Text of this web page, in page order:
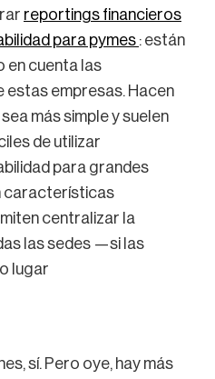
reportings financieros
para pymes : están
en cuenta las
estas empresas. Hacen
más simple y suelen
de utilizar
para grandes
características
centralizar la
las sedes —si las
lugar
sí. Pero oye, hay más